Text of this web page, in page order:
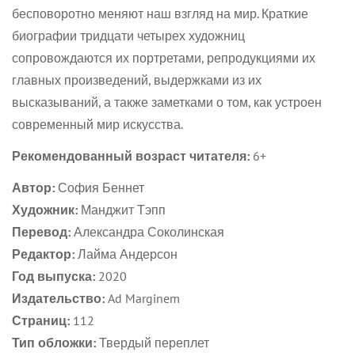
бесповоротно меняют наш взгляд на мир. Краткие
биографии тридцати четырех художниц
сопровождаются их портретами, репродукциями их
главных произведений, выдержками из их
высказываний, а также заметками о том, как устроен
современный мир искусства.
Рекомендованный возраст читателя: 6+
Автор: София Беннет
Художник: Манджит Тэпп
Перевод: Александра Соколинская
Редактор: Лайма Андерсон
Год выпуска: 2020
Издательство: Ad Marginem
Страниц: 112
Тип обложки: Твердый переплет
No, I'm not Yes, I am